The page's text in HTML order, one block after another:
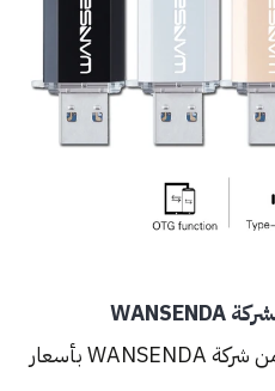
فلاشة USB إحترافية من شركة WANSENDA بأسعار